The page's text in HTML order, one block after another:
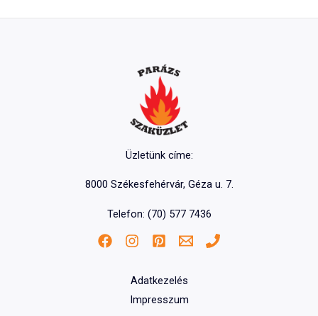
Üzletünk címe:
8000 Székesfehérvár, Géza u. 7.
Telefon: (70) 577 7436
Adatkezelés
Impresszum